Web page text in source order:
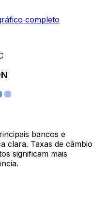
completo
bancos e
clara. Taxas de câmbio
significam mais